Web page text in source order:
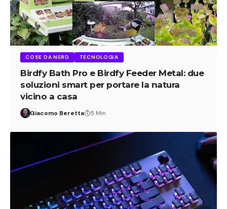
COSE DA NERD TECNOLOGIA
Birdfy Bath Pro e Birdfy Feeder Metal: due
soluzioni smart per portare la natura
vicino a casa
Giacomo Beretta 5 Min